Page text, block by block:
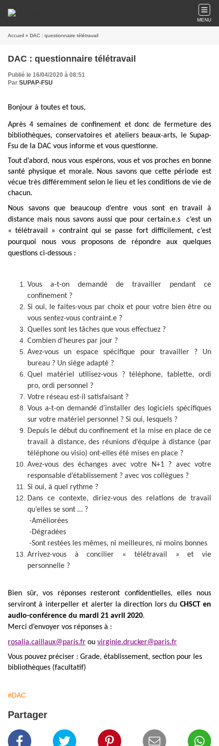
MENU
Accueil » DAC : questionnaire télétravail
DAC : questionnaire télétravail
Publié le 16/04/2020 à 08:51
Par SUPAP-FSU
Bonjour à toutes et tous,
Après 4 semaines de confinement et donc de fermeture des
bibliothèques, conservatoires et ateliers beaux-arts, le Supap-
Fsu de la DAC vous informe et vous questionne.
Tout d’abord, nous vous espérons, vous et vos proches en bonne
santé physique et morale. Nous savons que cette période est
vécue très différemment selon le lieu et les conditions de vie de
chacun.
Nous savons que beaucoup d’entre vous sont en travail à
distance mais nous savons aussi que pour certain.e.s c’est un
« télétravail » contraint qui se passe fort difficilement, c’est
pourquoi nous vous proposons de répondre aux quelques
questions ci-dessous :
Vous a-t-on demandé de travailler pendant ce
confinement ?
Si oui, le faites-vous par choix et pour votre bien être ou
vous sentez-vous contraint.e ?
Quelles sont les tâches que vous effectuez ?
Combien d’heures par jour ?
Avez-vous un espace spécifique pour travailler ? Un
bureau ? Un siège adapté ?
Quel matériel utilisez-vous ? téléphone, tablette, ordi
pro, ordi personnel ?
Votre réseau est-il satisfaisant ?
Vous a-t-on demandé d’installer des logiciels spécifiques
sur votre matériel personnel ? Si oui, lesquels ?
Depuis le début du confinement et la mise en place de ce
travail à distance, des réunions d’équipe à distance (par
téléphone ou visio) ont-elles été mises en place ?
Avez-vous des échanges avec votre N+1 ? avec votre
responsable d’établissement ? avec vos collègues ?
Si oui, à quel rythme ?
Dans ce contexte, diriez-vous des relations de travail
qu’elles se sont … ?
-Améliorées
-Dégradées
-Sont restées les mêmes, ni meilleures, ni moins bonnes
Arrivez-vous à concilier « télétravail » et vie
personnelle ?
Bien sûr, vos réponses resteront confidentielles, elles nous
serviront à interpeller et alerter la direction lors du CHSCT en
audio-conférence du mardi 21 avril 2020.
Merci d’envoyer vos réponses à :
rosalia.caillaux@paris.fr ou virginie.drucker@paris.fr
Vous pouvez préciser : Grade, établissement, section pour les
bibliothèques (facultatif)
#DAC
Partager